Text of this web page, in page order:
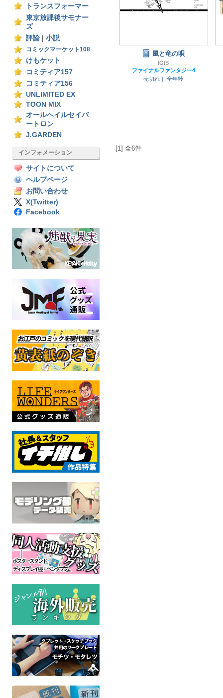
トランスフォーマー
東京放課後サモナー
ズ
評論
小説
コミックマーケット108
けもケット
コミティア157
コミティア156
UNLIMITED EX
TOON MIX
オールヘイルセイバ
ートロン
J.GARDEN
インフォメーション
サイトについて
ヘルプページ
お問い合わせ
X(Twitter)
Facebook
風と竜の唄
IGIS
ファイナルファンタジー4
売切れ｜
全年齢
[1] 全6件